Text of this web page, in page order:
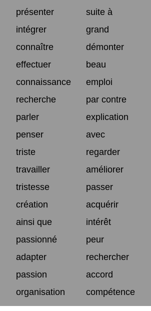
présenter
suite à
intégrer
grand
connaître
démonter
effectuer
beau
connaissance
emploi
recherche
par contre
parler
explication
penser
avec
triste
regarder
travailler
améliorer
tristesse
passer
création
acquérir
ainsi que
intérêt
passionné
peur
adapter
rechercher
passion
accord
organisation
compétence